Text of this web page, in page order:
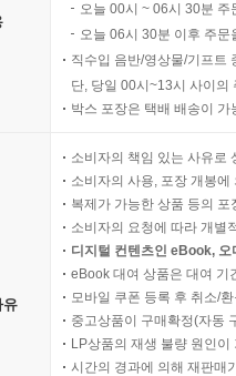
오늘 00시 ~ 06시 30분
오늘 06시 30분 이후 주
직수입 음반/영상물/기프트
단, 당일 00시~13시 사이의
박스 포장은 택배 배송이
유
소비자의 책임 있는 사유로
소비자의 사용, 포장 개봉
복제가 가능한 상품 등의
소비자의 요청에 따라 개별
디지털 컨텐츠인 eBook,
eBook 대여 상품은 대여 기
모바일 쿠폰 등록 후 취소/
중고상품이 구매확정(자동
LP상품의 재생 불량 원인
시간의 경과에 의해 재판매